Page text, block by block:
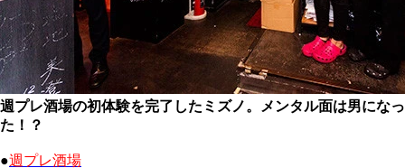
週プレ酒場の初体験を完了したミズノ。メンタル面は男になっ
た！？
●週プレ酒場